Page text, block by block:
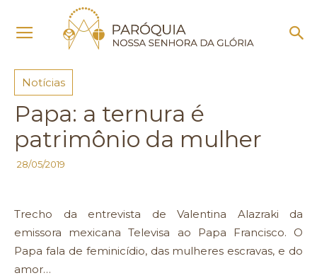
Notícias
Notícias
Papa: a ternura é
patrimônio da mulher
28/05/2019
Trecho da entrevista de Valentina Alazraki da
emissora mexicana Televisa ao Papa Francisco. O
Papa fala de feminicídio, das mulheres escravas, e do
amor…